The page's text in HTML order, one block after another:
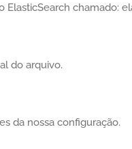
ElasticSearch chamado:
do arquivo.
da nossa configuração.